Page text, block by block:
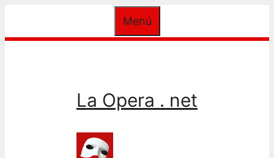
contenido
Menú
La Opera . net